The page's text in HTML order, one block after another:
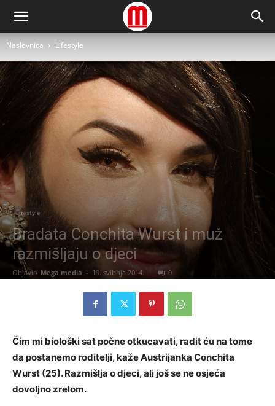
Naslovnica Lifestyle
Lifestyle
Bradata Conchita Wurst i muž
razmišljaju o djeci
Objavio Mega media - 19. svibnja 2014. 0
Čim mi biološki sat počne otkucavati, radit ću na tome
da postanemo roditelji, kaže Austrijanka Conchita
Wurst (25). Razmišlja o djeci, ali još se ne osjeća
dovoljno zrelom.